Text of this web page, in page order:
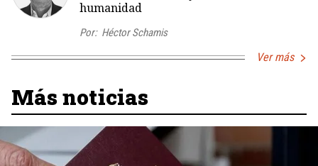
humanidad
Por: Héctor Schamis
Ver más
Más noticias